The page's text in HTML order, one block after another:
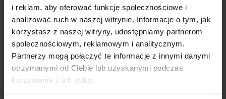
i reklam, aby oferować funkcje społecznościowe i
analizować ruch w naszej witrynie. Informacje o tym, jak
korzystasz z naszej witryny, udostępniamy partnerom
społecznościowym, reklamowym i analitycznym.
Partnerzy mogą połączyć te informacje z innymi danymi
otrzymanymi od Ciebie lub uzyskanymi podczas
korzystania z ich usług.
FIRMY WSPÓŁPRACUJĄCE